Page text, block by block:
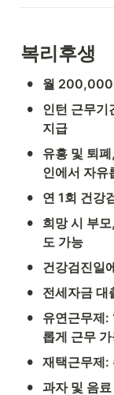
복리후생
• 월 200,000
•
인턴 근무
지급
•
유흥 및 퇴
인에서 자유
• 연 1회 건강
•
희망 시 부
도 가능
• 건강검진일
• 전세자금 대
•
유연근무제
롭게 근무
• 재택근무제:
• 과자 및 음